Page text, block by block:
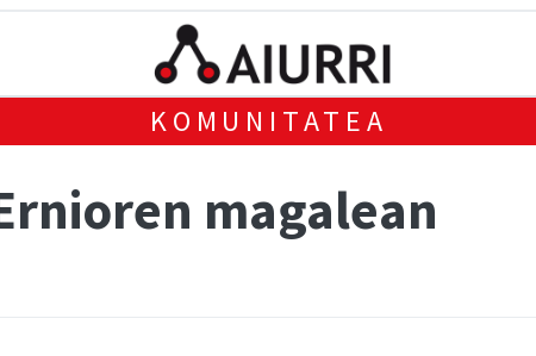
KOMUNITATEA
magalean